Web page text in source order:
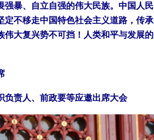
暴、自立自强的伟大民族。中国人民
不移走中国特色社会主义道路，传承
大复兴势不可挡！人类和平与发展的
责人、前政要等应邀出席大会